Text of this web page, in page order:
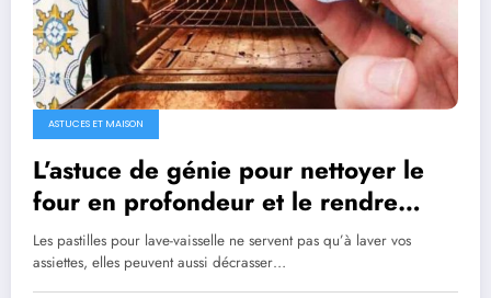
ASTUCES ET MAISON
L’astuce de génie pour nettoyer le
four en profondeur et le rendre
brillant de propreté
Les pastilles pour lave-vaisselle ne servent pas qu’à laver vos
assiettes, elles peuvent aussi décrasser…